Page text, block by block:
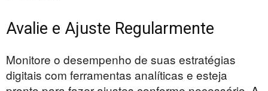
Avalie e Ajuste Regularmente
Monitore o desempenho de suas estratégias
digitais com ferramentas analíticas e esteja